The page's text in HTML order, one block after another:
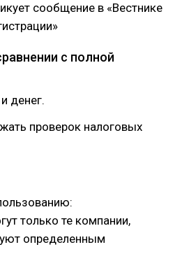
сообщение в «Вестнике
с полной
денег.
проверок налоговых
только те компании,
определенным